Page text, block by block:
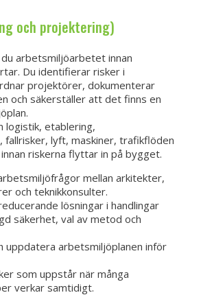
och projektering)
du arbetsmiljöarbetet innan
Du identifierar risker i
projektörer, dokumenterar
och säkerställer att det finns en
logistik, etablering,
lyft, maskiner, trafikflöden
riskerna flyttar in på bygget.
mellan arkitekter,
och teknikkonsulter.
lösningar i handlingar
säkerhet, val av metod och
uppdatera arbetsmiljöplanen inför
som uppstår när många
verkar samtidigt.